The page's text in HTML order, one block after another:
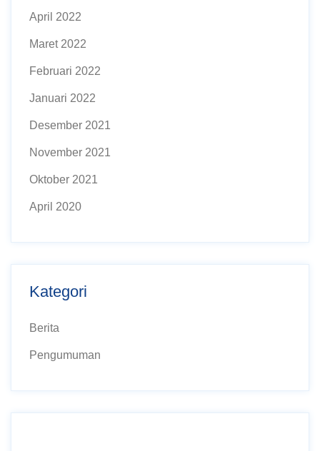
April 2022
Maret 2022
Februari 2022
Januari 2022
Desember 2021
November 2021
Oktober 2021
April 2020
Kategori
Berita
Pengumuman